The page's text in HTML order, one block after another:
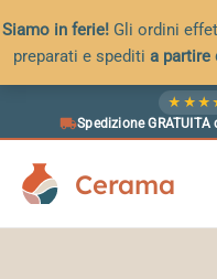
Siamo in ferie! Gli ordini
preparati e spediti a partire
★ ★ ★
Spedizione GRATUITA
Cerama